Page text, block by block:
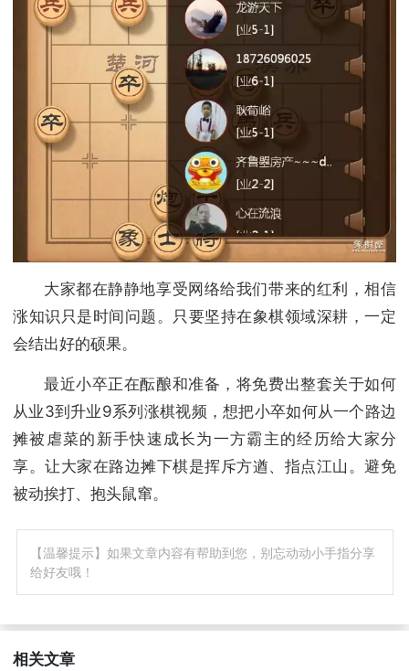
大家都在静静地享受网络给我们带来的红利，相信
涨知识只是时间问题。只要坚持在象棋领域深耕，一定
会结出好的硕果。
最近小卒正在酝酿和准备，将免费出整套关于如何
从业3到升业9系列涨棋视频，想把小卒如何从一个路边
摊被虐菜的新手快速成长为一方霸主的经历给大家分
享。让大家在路边摊下棋是挥斥方遒、指点江山。避免
被动挨打、抱头鼠窜。
【温馨提示】如果文章内容有帮助到您，别忘动动小手指分享
给好友哦！
相关文章